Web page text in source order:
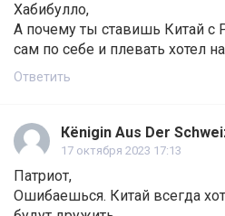
Хабибулло,
А почему ты ставишь Китай с
сам по себе и плевать хотел
Ответить
Кёnigin Aus Der
17 октября 2023 17:13
Патриот,
Ошибаешься. Китай всегда